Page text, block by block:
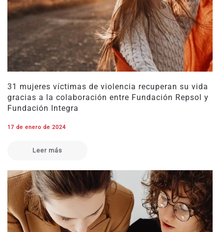
31 mujeres víctimas de violencia recuperan su vida
gracias a la colaboración entre Fundación Repsol y
Fundación Integra
17 de enero de 2024
Leer más